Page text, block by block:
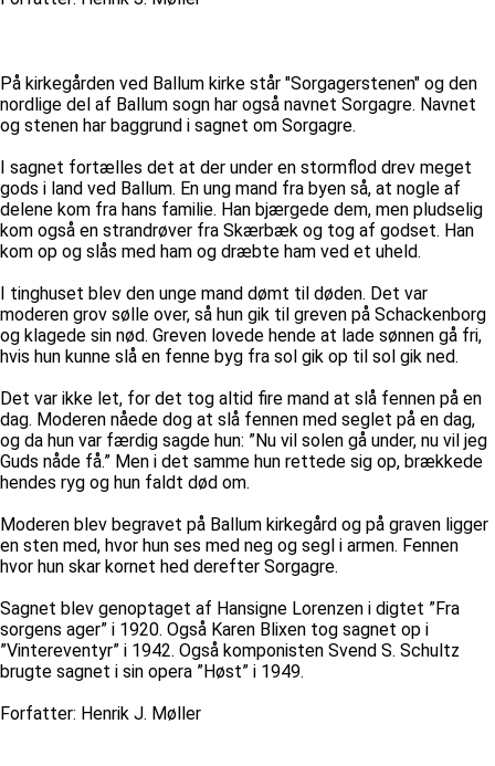
På kirkegården ved Ballum kirke står "Sorgagerstenen" og den
nordlige del af Ballum sogn har også navnet Sorgagre. Navnet
og stenen har baggrund i sagnet om Sorgagre.
I sagnet fortælles det at der under en stormflod drev meget
gods i land ved Ballum. En ung mand fra byen så, at nogle af
delene kom fra hans familie. Han bjærgede dem, men pludselig
kom også en strandrøver fra Skærbæk og tog af godset. Han
kom op og slås med ham og dræbte ham ved et uheld.
I tinghuset blev den unge mand dømt til døden. Det var
moderen grov sølle over, så hun gik til greven på Schackenborg
og klagede sin nød. Greven lovede hende at lade sønnen gå fri,
hvis hun kunne slå en fenne byg fra sol gik op til sol gik ned.
Det var ikke let, for det tog altid fire mand at slå fennen på en
dag. Moderen nåede dog at slå fennen med seglet på en dag,
og da hun var færdig sagde hun: ”Nu vil solen gå under, nu vil jeg
Guds nåde få.” Men i det samme hun rettede sig op, brækkede
hendes ryg og hun faldt død om.
Moderen blev begravet på Ballum kirkegård og på graven ligger
en sten med, hvor hun ses med neg og segl i armen. Fennen
hvor hun skar kornet hed derefter Sorgagre.
Sagnet blev genoptaget af Hansigne Lorenzen i digtet ”Fra
sorgens ager” i 1920. Også Karen Blixen tog sagnet op i
”Vintereventyr” i 1942. Også komponisten Svend S. Schultz
brugte sagnet i sin opera ”Høst” i 1949.
Forfatter: Henrik J. Møller